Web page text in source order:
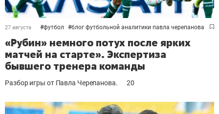
27 августа #футбол #блог футбольной аналитики павла черепанова
«Рубин» немного потух после ярких
матчей на старте». Экспертиза
бывшего тренера команды
Разбор игры от Павла Черепанова. 20